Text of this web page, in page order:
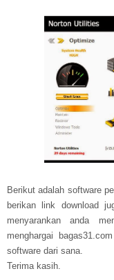
Berikut adalah software
berikan link download
menyarankan anda
menghargai
software dari sana.
Terima kasih.